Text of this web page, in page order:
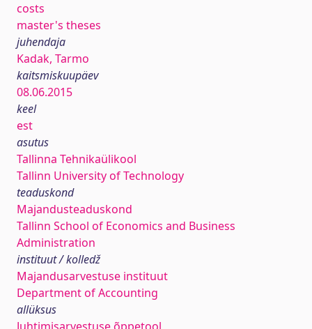
costs
master's theses
juhendaja
Kadak, Tarmo
kaitsmiskuupäev
08.06.2015
keel
est
asutus
Tallinna Tehnikaülikool
Tallinn University of Technology
teaduskond
Majandusteaduskond
Tallinn School of Economics and Business
Administration
instituut / kolledž
Majandusarvestuse instituut
Department of Accounting
allüksus